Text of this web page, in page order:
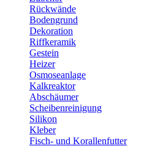
Rückwände
Bodengrund
Dekoration
Riffkeramik
Gestein
Heizer
Osmoseanlage
Kalkreaktor
Abschäumer
Scheibenreinigung
Silikon
Kleber
Fisch- und Korallenfutter